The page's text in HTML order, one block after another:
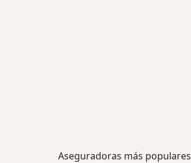
Aseguradoras más populares